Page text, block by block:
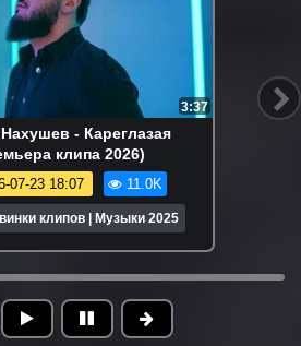
3:37
- Кареглазая
клипа 2026)
07-23 18:07 11.0K
клипов | Музыки 2025